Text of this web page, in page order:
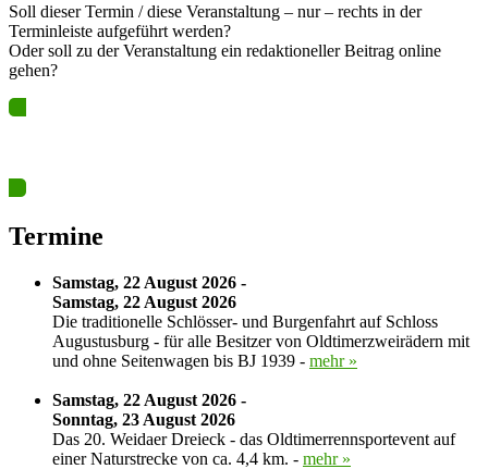
Soll dieser Termin / diese Veranstaltung – nur – rechts in der
Terminleiste aufgeführt werden?
Oder soll zu der Veranstaltung ein redaktioneller Beitrag online
gehen?
Termine
Samstag, 22 August 2026 -
Samstag, 22 August 2026
Die traditionelle Schlösser- und Burgenfahrt auf Schloss
Augustusburg - für alle Besitzer von Oldtimerzweirädern mit
und ohne Seitenwagen bis BJ 1939 - mehr »
Samstag, 22 August 2026 -
Sonntag, 23 August 2026
Das 20. Weidaer Dreieck - das Oldtimerrennsportevent auf
einer Naturstrecke von ca. 4,4 km. - mehr »